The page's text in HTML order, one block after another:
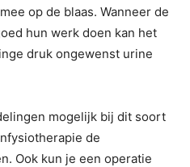
op de blaas. Wanneer de
hun werk doen kan het
druk ongewenst urine
mogelijk bij dit soort
de
Ook kun je een operatie